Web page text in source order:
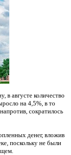
в августе количество
на 4,5%, в то
сократилось
денег, вложив
поскольку не были